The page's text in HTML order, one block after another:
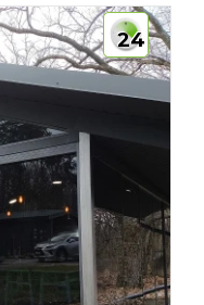
24